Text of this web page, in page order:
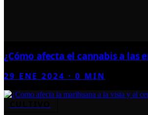
¿Cómo afecta el cannabis a las
29 ENE 2024 ·0 MIN